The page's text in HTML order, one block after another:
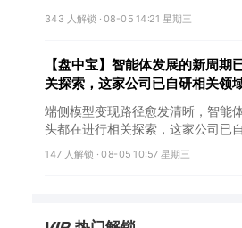
343 人解锁 ·08-05 14:21 星期三
【盘中宝】智能体发展的新周
关探索，这家公司已自研相关领
端侧模型变现路径愈发清晰，智能
头都在进行相关探索，这家公司已
147 人解锁 ·08-05 10:57 星期三